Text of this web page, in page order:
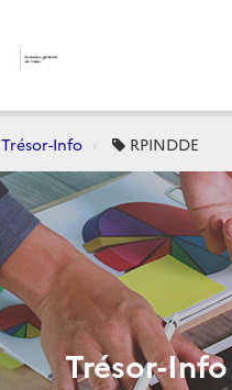
Trésor-Info RPINDDE
Trésor-Info